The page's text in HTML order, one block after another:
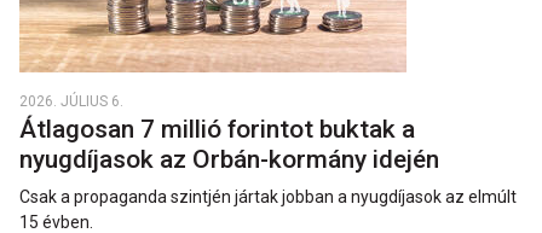
2026. JÚLIUS 6.
Átlagosan 7 millió forintot buktak a
nyugdíjasok az Orbán-kormány idején
Csak a propaganda szintjén jártak jobban a nyugdíjasok az elmúlt
15 évben.